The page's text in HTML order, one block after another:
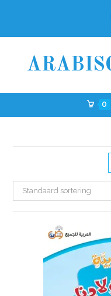
0
Standaard sortering